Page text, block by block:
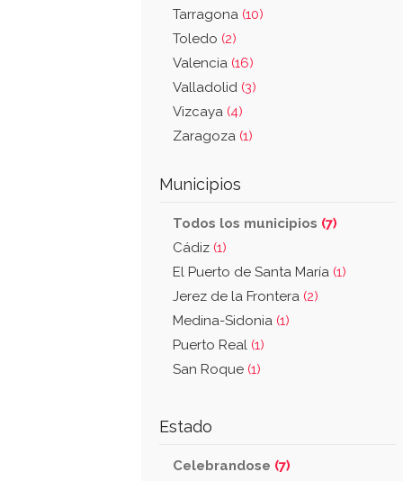
Tarragona (10)
Toledo (2)
Valencia (16)
Valladolid (3)
Vizcaya (4)
Zaragoza (1)
Municipios
Todos los municipios (7)
Cádiz (1)
El Puerto de Santa María (1)
Jerez de la Frontera (2)
Medina-Sidonia (1)
Puerto Real (1)
San Roque (1)
Estado
Celebrandose (7)